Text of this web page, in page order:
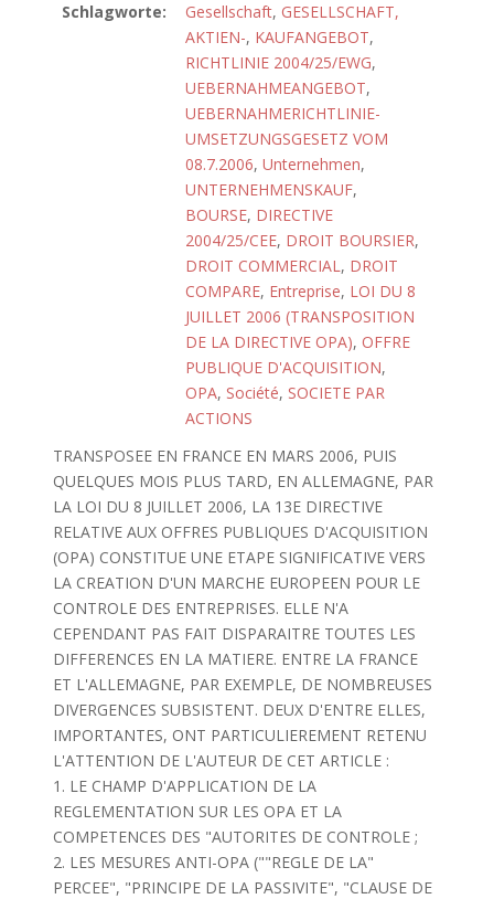
Schlagworte:
Gesellschaft, GESELLSCHAFT,
AKTIEN-, KAUFANGEBOT,
RICHTLINIE 2004/25/EWG,
UEBERNAHMEANGEBOT,
UEBERNAHMERICHTLINIE-
UMSETZUNGSGESETZ VOM
08.7.2006, Unternehmen,
UNTERNEHMENSKAUF,
BOURSE, DIRECTIVE
2004/25/CEE, DROIT BOURSIER,
DROIT COMMERCIAL, DROIT
COMPARE, Entreprise, LOI DU 8
JUILLET 2006 (TRANSPOSITION
DE LA DIRECTIVE OPA), OFFRE
PUBLIQUE D'ACQUISITION,
OPA, Société, SOCIETE PAR
ACTIONS
TRANSPOSEE EN FRANCE EN MARS 2006, PUIS
QUELQUES MOIS PLUS TARD, EN ALLEMAGNE, PAR
LA LOI DU 8 JUILLET 2006, LA 13E DIRECTIVE
RELATIVE AUX OFFRES PUBLIQUES D'ACQUISITION
(OPA) CONSTITUE UNE ETAPE SIGNIFICATIVE VERS
LA CREATION D'UN MARCHE EUROPEEN POUR LE
CONTROLE DES ENTREPRISES. ELLE N'A
CEPENDANT PAS FAIT DISPARAITRE TOUTES LES
DIFFERENCES EN LA MATIERE. ENTRE LA FRANCE
ET L'ALLEMAGNE, PAR EXEMPLE, DE NOMBREUSES
DIVERGENCES SUBSISTENT. DEUX D'ENTRE ELLES,
IMPORTANTES, ONT PARTICULIEREMENT RETENU
L'ATTENTION DE L'AUTEUR DE CET ARTICLE :
1. LE CHAMP D'APPLICATION DE LA
REGLEMENTATION SUR LES OPA ET LA
COMPETENCES DES "AUTORITES DE CONTROLE ;
2. LES MESURES ANTI-OPA (""REGLE DE LA"
PERCEE", "PRINCIPE DE LA PASSIVITE", "CLAUSE DE